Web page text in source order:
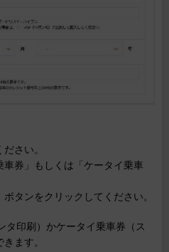
さい。
車券」もしくは「ケータイ乗車
タンをクリックしてください。
タ印刷）かケータイ乗車券（ス
ます。